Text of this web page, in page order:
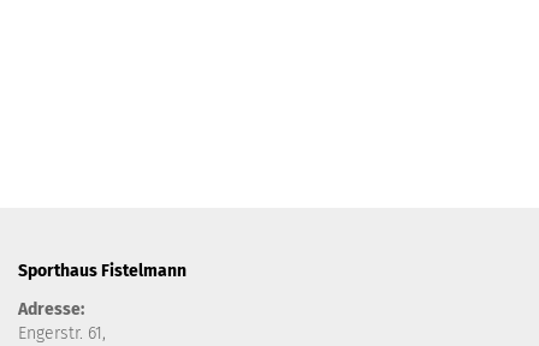
Sporthaus Fistelmann
Adresse:
Engerstr. 61,